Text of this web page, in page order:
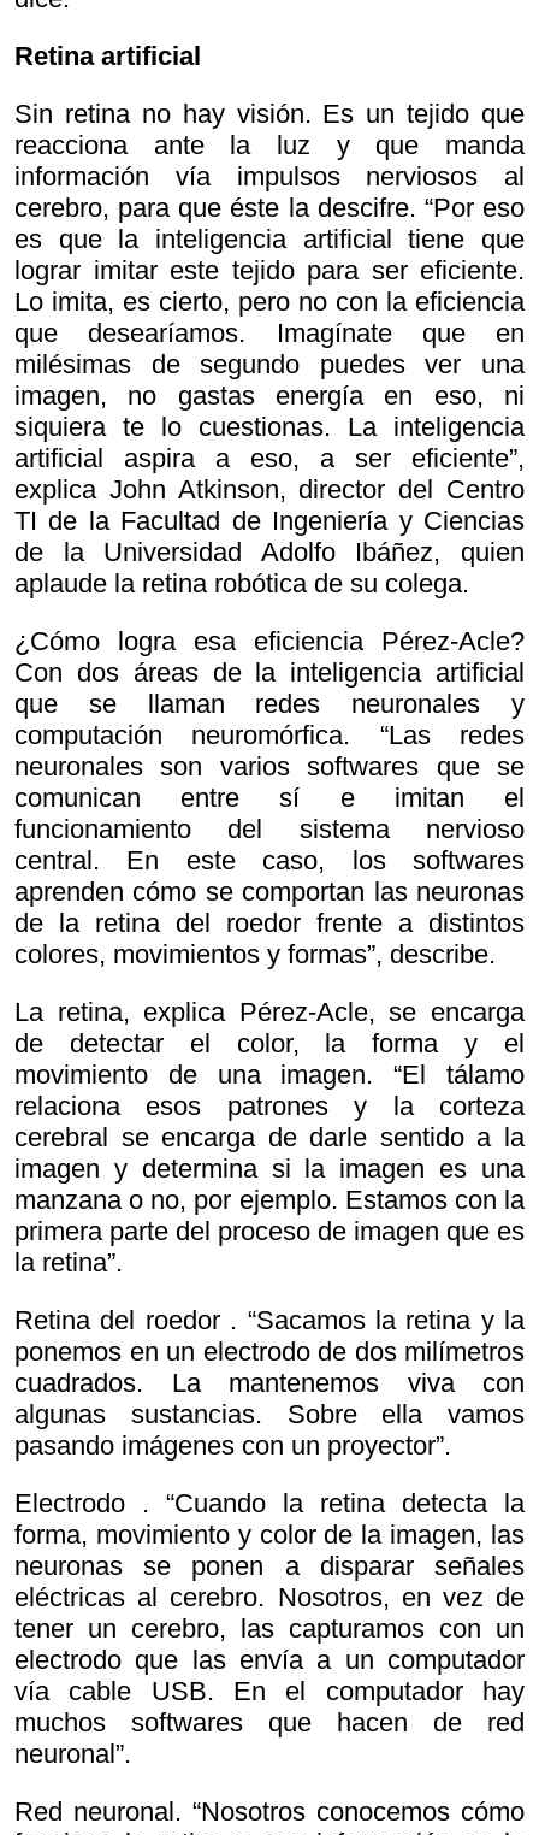
Retina artificial
Sin retina no hay visión. Es un tejido que
reacciona ante la luz y que manda
información vía impulsos nerviosos al
cerebro, para que éste la descifre. “Por eso
es que la inteligencia artificial tiene que
lograr imitar este tejido para ser eficiente.
Lo imita, es cierto, pero no con la eficiencia
que desearíamos. Imagínate que en
milésimas de segundo puedes ver una
imagen, no gastas energía en eso, ni
siquiera te lo cuestionas. La inteligencia
artificial aspira a eso, a ser eficiente”,
explica John Atkinson, director del Centro
TI de la Facultad de Ingeniería y Ciencias
de la Universidad Adolfo Ibáñez, quien
aplaude la retina robótica de su colega.
¿Cómo logra esa eficiencia Pérez-Acle?
Con dos áreas de la inteligencia artificial
que se llaman redes neuronales y
computación neuromórfica. “Las redes
neuronales son varios softwares que se
comunican entre sí e imitan el
funcionamiento del sistema nervioso
central. En este caso, los softwares
aprenden cómo se comportan las neuronas
de la retina del roedor frente a distintos
colores, movimientos y formas”, describe.
La retina, explica Pérez-Acle, se encarga
de detectar el color, la forma y el
movimiento de una imagen. “El tálamo
relaciona esos patrones y la corteza
cerebral se encarga de darle sentido a la
imagen y determina si la imagen es una
manzana o no, por ejemplo. Estamos con la
primera parte del proceso de imagen que es
la retina”.
Retina del roedor . “Sacamos la retina y la
ponemos en un electrodo de dos milímetros
cuadrados. La mantenemos viva con
algunas sustancias. Sobre ella vamos
pasando imágenes con un proyector”.
Electrodo . “Cuando la retina detecta la
forma, movimiento y color de la imagen, las
neuronas se ponen a disparar señales
eléctricas al cerebro. Nosotros, en vez de
tener un cerebro, las capturamos con un
electrodo que las envía a un computador
vía cable USB. En el computador hay
muchos softwares que hacen de red
neuronal”.
Red neuronal. “Nosotros conocemos cómo